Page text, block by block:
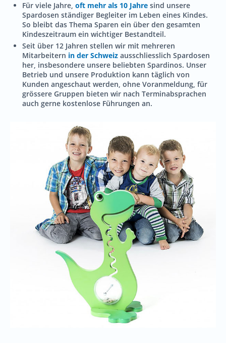
Für viele Jahre, oft mehr als 10 Jahre sind unsere
Spardosen ständiger Begleiter im Leben eines Kindes.
So bleibt das Thema Sparen ein über den gesamten
Kindeszeitraum ein wichtiger Bestandteil.
Seit über 12 Jahren stellen wir mit mehreren
Mitarbeitern in der Schweiz ausschliesslich Spardosen
her, insbesondere unsere beliebten Spardinos. Unser
Betrieb und unsere Produktion kann täglich von
Kunden angeschaut werden, ohne Voranmeldung, für
grössere Gruppen bieten wir nach Terminabsprachen
auch gerne kostenlose Führungen an.